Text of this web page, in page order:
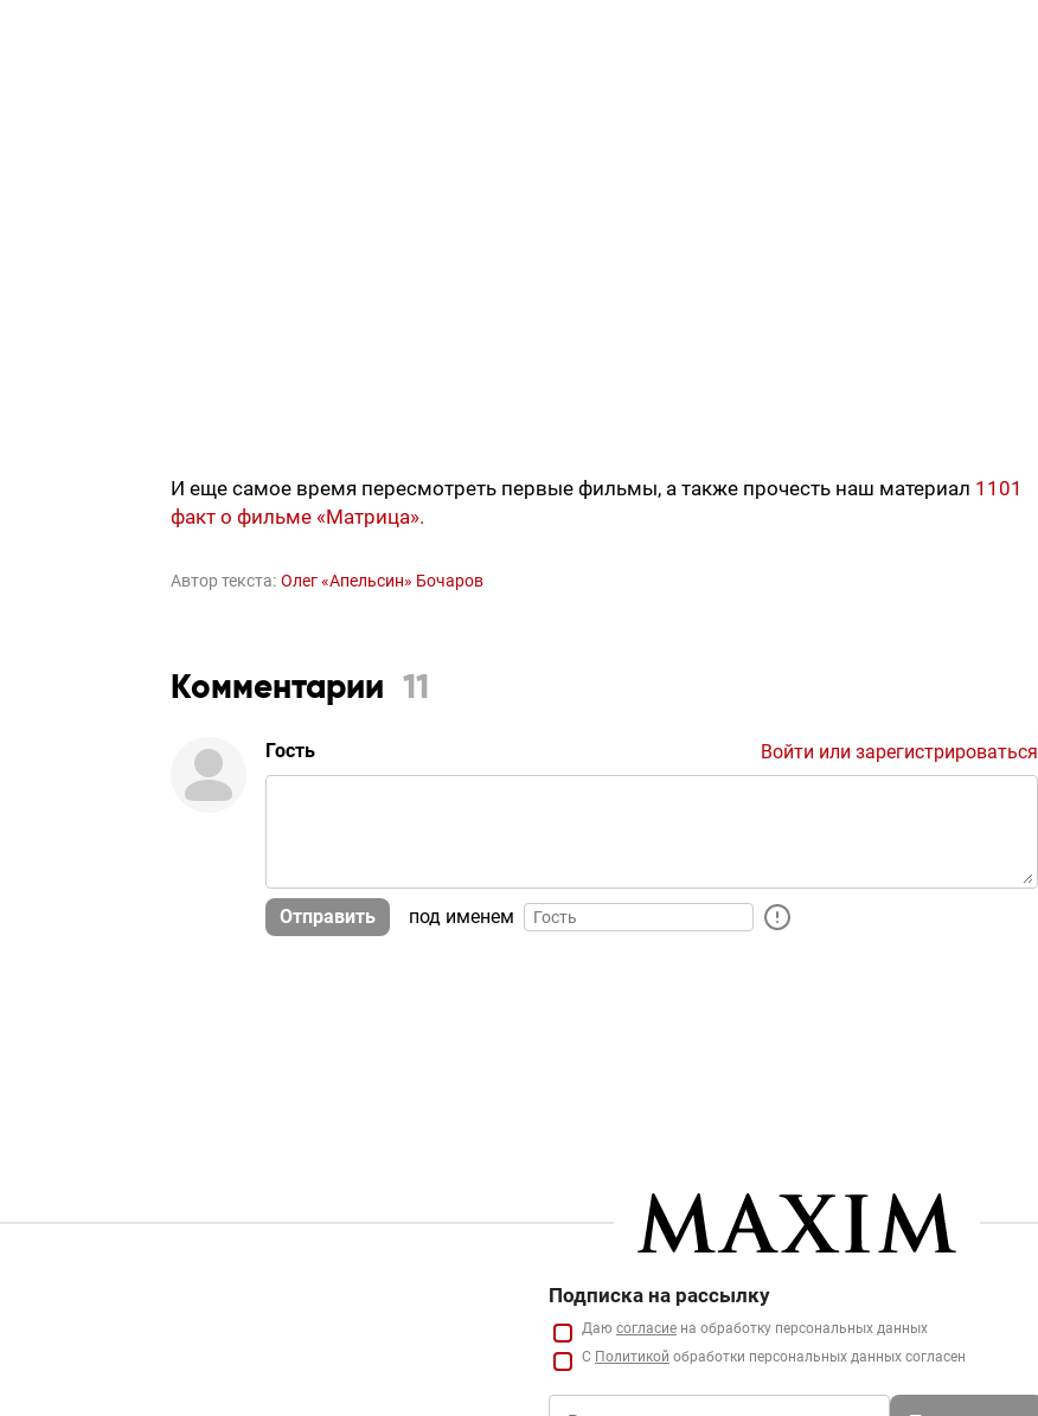
И еще самое время пересмотреть первые фильмы, а также прочесть наш материал 1101
факт о фильме «Матрица».
Автор текста: Олег «Апельсин» Бочаров
Комментарии 11
Гость Войти или зарегистрироваться
Отправить под именем
Подписка на рассылку
Даю согласие на обработку персональных данных
С Политикой обработки персональных данных согласен